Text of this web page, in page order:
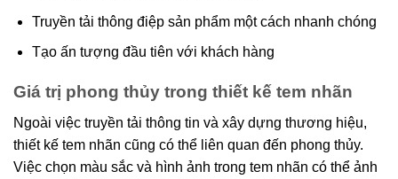
Truyền tải thông điệp sản phẩm một cách nhanh chóng
Tạo ấn tượng đầu tiên với khách hàng
Giá trị phong thủy trong thiết kế tem nhãn
Ngoài việc truyền tải thông tin và xây dựng thương hiệu,
thiết kế tem nhãn cũng có thể liên quan đến phong thủy.
Việc chọn màu sắc và hình ảnh trong tem nhãn có thể ảnh